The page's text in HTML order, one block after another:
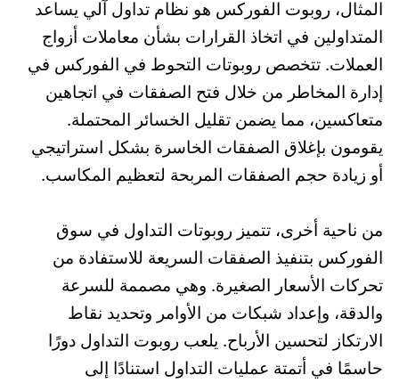
المثال، روبوت الفوركس هو نظام تداول آلي يساعد
المتداولين في اتخاذ القرارات بشأن معاملات أزواج
العملات. تتخصص روبوتات التحوط في الفوركس في
إدارة المخاطر من خلال فتح الصفقات في اتجاهين
متعاكسين، مما يضمن تقليل الخسائر المحتملة.
يقومون بإغلاق الصفقات الخاسرة بشكل استراتيجي
أو زيادة حجم الصفقات المربحة لتعظيم المكاسب.
من ناحية أخرى، تتميز روبوتات التداول في سوق
الفوركس بتنفيذ الصفقات السريعة للاستفادة من
تحركات الأسعار الصغيرة. وهي مصممة للسرعة
والدقة، وإعداد شبكات من الأوامر وتحديد نقاط
الارتكاز لتحسين الأرباح. يلعب روبوت التداول دورًا
حاسمًا في أتمتة عمليات التداول استنادًا إلى